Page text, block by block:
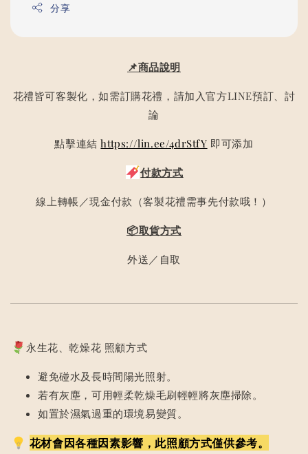
分享
📌商品說明
花禮皆可客製化，如需訂購花禮，請加入官方LINE預訂、討
論
點擊連結https://lin.ee/4drStfY 即可添加
付款方式
線上轉帳／現金付款（客製花禮需事先付款哦！）
📦取貨方式
外送／自取
永生花、乾燥花 照顧方式
避免碰水及長時間陽光照射。
若有灰塵，可用輕柔乾燥毛刷輕輕將灰塵掃除。
如置於濕氣過重的環境易變質。
花材會因各種因素影響，此照顧方式僅供參考。